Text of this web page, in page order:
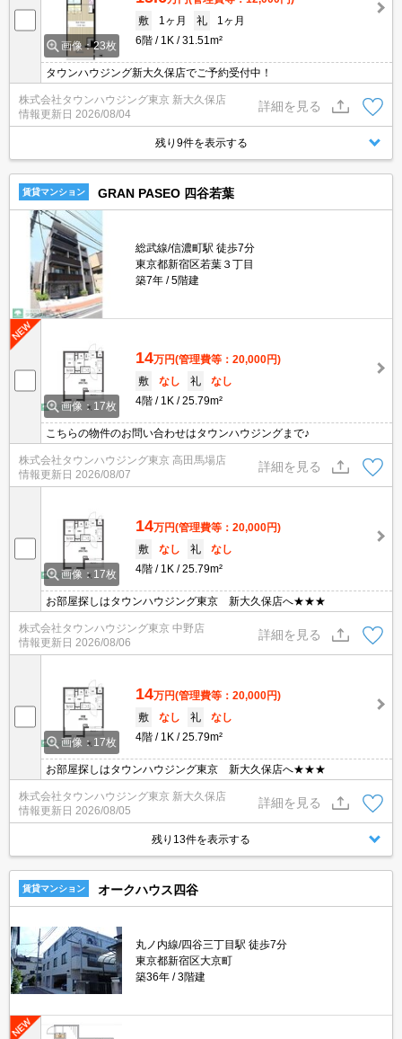
画像：23枚
敷
1ヶ月 礼
1ヶ月
6階
1K 31.51m²
タウンハウジング新大久保店でご予約受付中！
株式会社タウンハウジング東京 新大久保店
情報更新日 2026/08/04
詳細を見る
残り9件を表示する
賃貸マンション GRAN PASEO 四谷若葉
総武線/信濃町駅 徒歩7分
東京都新宿区若葉３丁目
築7年
5階建
画像：17枚
14万円(管理費等：20,000円)
敷
なし 礼
なし
4階
1K 25.79m²
こちらの物件のお問い合わせはタウンハウジングまで♪
株式会社タウンハウジング東京 高田馬場店
情報更新日 2026/08/07
詳細を見る
画像：17枚
14万円(管理費等：20,000円)
敷
なし 礼
なし
4階
1K 25.79m²
お部屋探しはタウンハウジング東京 新大久保店へ★★★
株式会社タウンハウジング東京 中野店
情報更新日 2026/08/06
詳細を見る
画像：17枚
14万円(管理費等：20,000円)
敷
なし 礼
なし
4階
1K 25.79m²
お部屋探しはタウンハウジング東京 新大久保店へ★★★
株式会社タウンハウジング東京 新大久保店
情報更新日 2026/08/05
詳細を見る
残り13件を表示する
賃貸マンション オークハウス四谷
丸ノ内線/四谷三丁目駅 徒歩7分
東京都新宿区大京町
築36年
3階建